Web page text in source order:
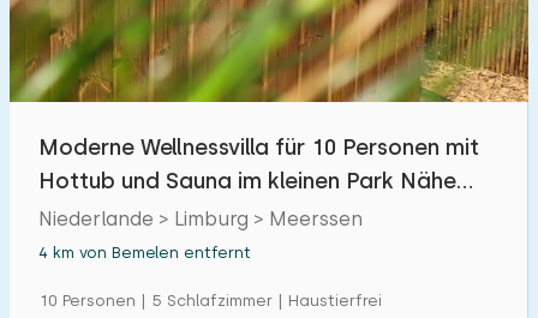
Moderne Wellnessvilla für 10 Personen mit
Hottub und Sauna im kleinen Park Nähe
Maastricht
Niederlande > Limburg > Meerssen
4 km von Bemelen entfernt
10 Personen | 5 Schlafzimmer | Haustierfrei